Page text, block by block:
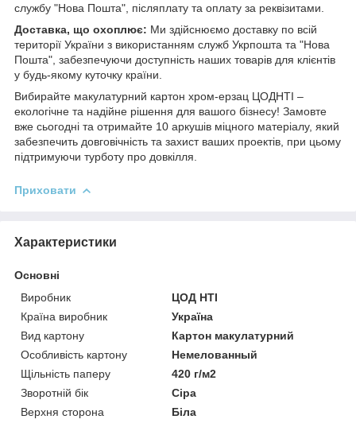
службу "Нова Пошта", післяплату та оплату за реквізитами.
Доставка, що охоплює: Ми здійснюємо доставку по всій
території України з використанням служб Укрпошта та "Нова
Пошта", забезпечуючи доступність наших товарів для клієнтів
у будь-якому куточку країни.
Вибирайте макулатурний картон хром-ерзац ЦОДНТІ –
екологічне та надійне рішення для вашого бізнесу! Замовте
вже сьогодні та отримайте 10 аркушів міцного матеріалу, який
забезпечить довговічність та захист ваших проектів, при цьому
підтримуючи турботу про довкілля.
Приховати
Характеристики
Основні
Виробник
ЦОД НТІ
Країна виробник
Україна
Вид картону
Картон макулатурний
Особливість картону
Немелованный
Щільність паперу
420 г/м2
Зворотній бік
Сіра
Верхня сторона
Біла